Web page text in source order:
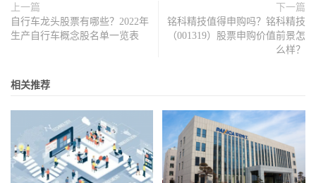
上一篇
自行车龙头股票有哪些？2022年
生产自行车概念股名单一览表
下一篇
铭科精技值得申购吗？铭科精技
（001319）股票申购价值前景怎
么样？
相关推荐